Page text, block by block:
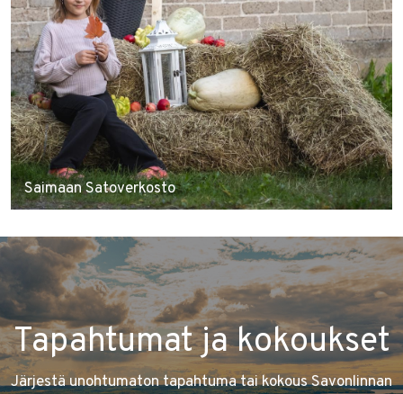
Saimaan Satoverkosto
Tapahtumat ja kokoukset
Järjestä unohtumaton tapahtuma tai kokous Savonlinnan